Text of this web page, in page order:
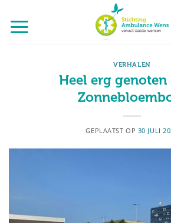
naar
inhoud
VERHALEN
Heel erg genoten
GEPLAATST OP 30 JULI